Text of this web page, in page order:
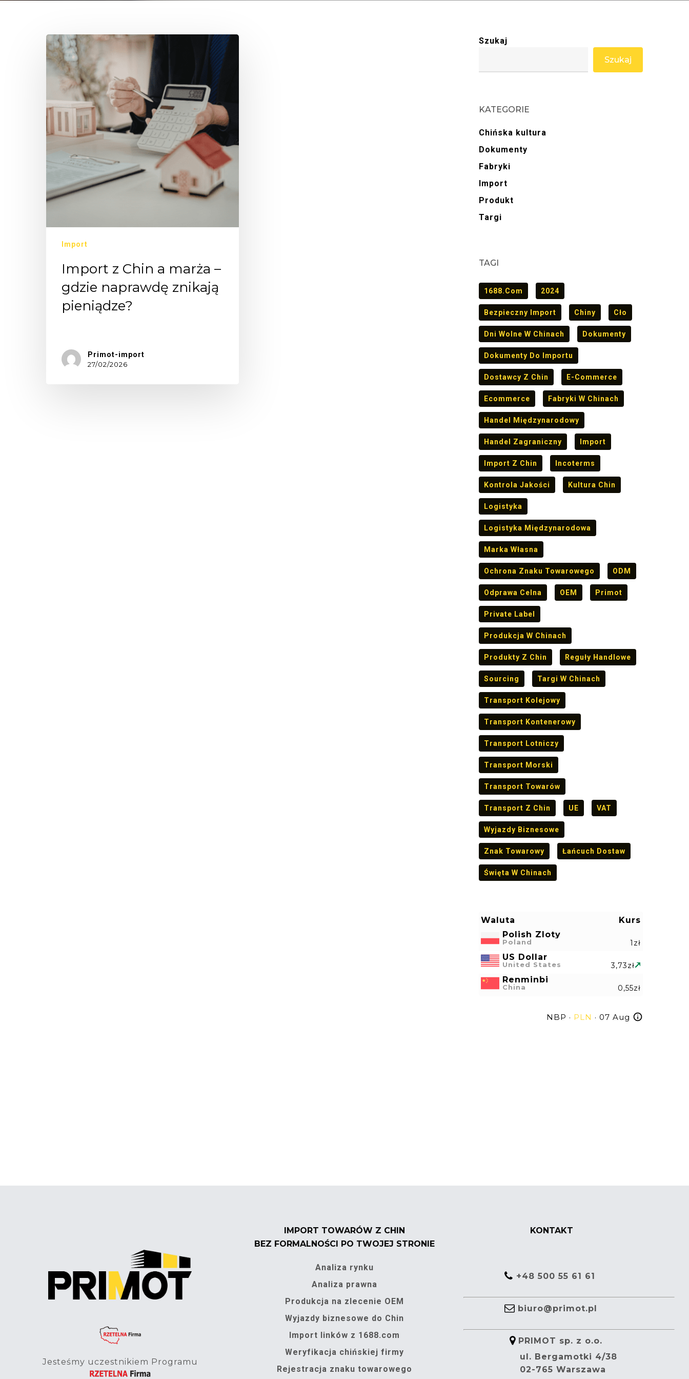
Import
Import z Chin a marża –
gdzie naprawdę znikają
pieniądze?
Primot-import
27/02/2026
Szukaj
Szukaj
KATEGORIE
Chińska kultura
Dokumenty
Fabryki
Import
Produkt
Targi
TAGI
1688.com 2024
Bezpieczny Import Chiny Cło
Dni Wolne W Chinach Dokumenty
Dokumenty Do Importu
Dostawcy Z Chin E-Commerce
Ecommerce Fabryki W Chinach
Handel Międzynarodowy
Handel Zagraniczny Import
Import Z Chin Incoterms
Kontrola Jakości Kultura Chin
Logistyka
Logistyka Międzynarodowa
Marka Własna
Ochrona Znaku Towarowego ODM
Odprawa Celna OEM Primot
Private Label
Produkcja W Chinach
Produkty Z Chin Reguły Handlowe
Sourcing Targi W Chinach
Transport Kolejowy
Transport Kontenerowy
Transport Lotniczy
Transport Morski
Transport Towarów
Transport Z Chin UE VAT
Wyjazdy Biznesowe
Znak Towarowy Łańcuch Dostaw
Święta W Chinach
Waluta
Kurs
Polish Zloty
Poland 1zł
US Dollar
United States 3,73zł
Renminbi
China 0,55zł
NBP · PLN · 07 Aug
Jesteśmy uczestnikiem Programu
IMPORT TOWARÓW Z CHIN
BEZ FORMALNOŚCI PO TWOJEJ STRONIE
Analiza rynku
Analiza prawna
Produkcja na zlecenie OEM
Wyjazdy biznesowe do Chin
Import linków z 1688.com
Weryfikacja chińskiej firmy
Rejestracja znaku towarowego
KONTAKT
+48 500 55 61 61
biuro@primot.pl
PRIMOT sp. z o.o.
ul. Bergamotki 4/38
02-765 Warszawa